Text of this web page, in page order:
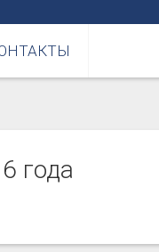
года